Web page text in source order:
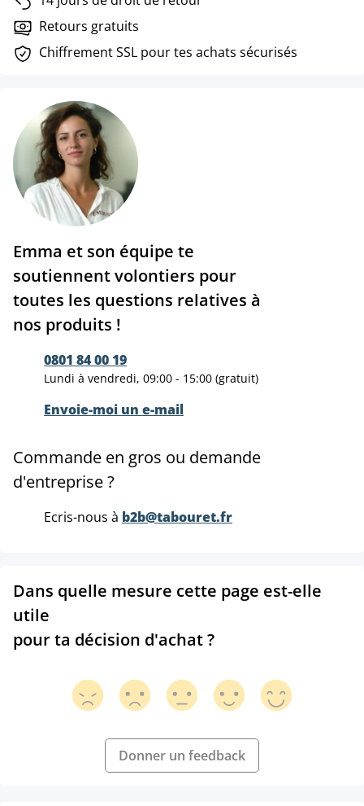
Retours gratuits
Chiffrement SSL pour tes achats sécurisés
Emma et son équipe te
soutiennent volontiers pour
toutes les questions relatives à
nos produits !
0801 84 00 19
Lundi à vendredi, 09:00 - 15:00 (gratuit)
Envoie-moi un e-mail
Commande en gros ou demande
d'entreprise ?
Ecris-nous à b2b@tabouret.fr
Dans quelle mesure cette page est-elle
utile
pour ta décision d'achat ?
Donner un feedback